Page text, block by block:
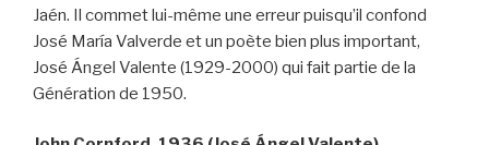
Jaén. Il commet lui-même une erreur puisqu’il confond
José María Valverde et un poète bien plus important,
José Ángel Valente (1929-2000) qui fait partie de la
Génération de 1950.